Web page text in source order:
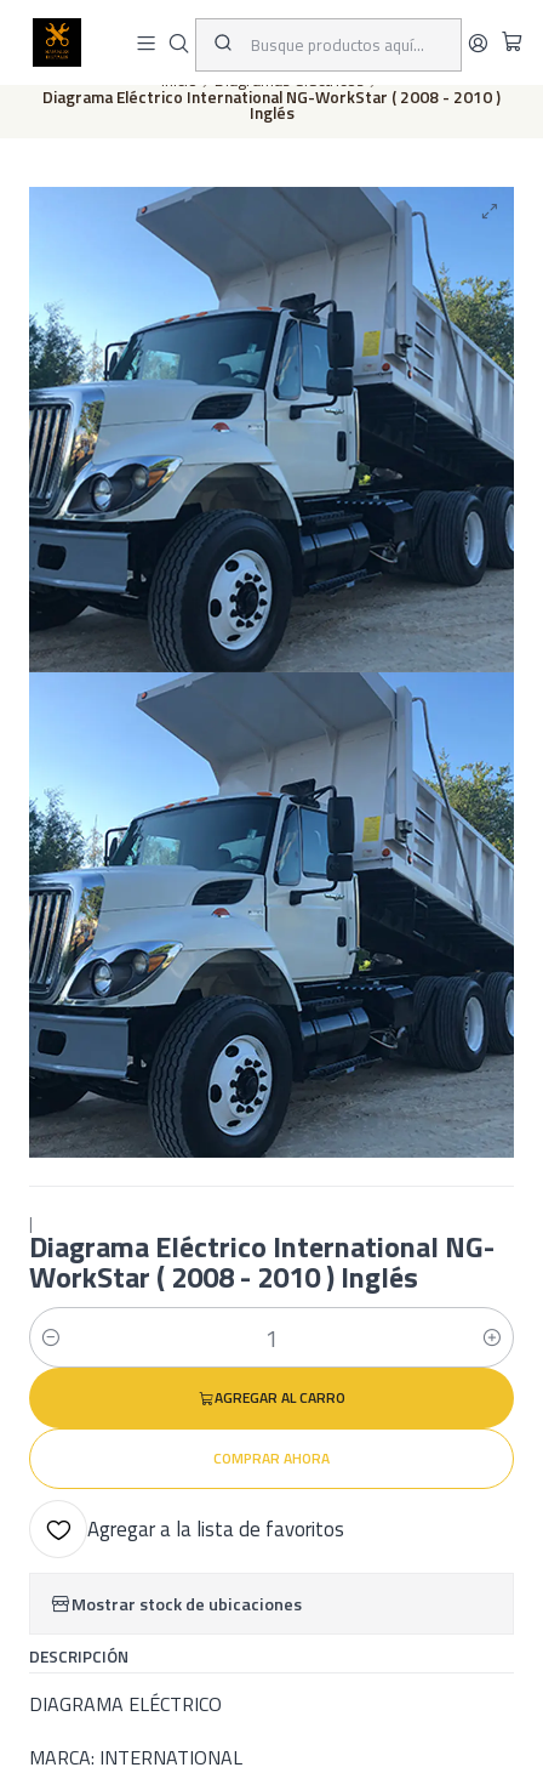
Este es el texto del slide
Inicio Diagramas eléctricos
Diagrama Eléctrico International NG-WorkStar ( 2008 - 2010 )
Inglés
|
Diagrama Eléctrico International NG-
WorkStar ( 2008 - 2010 ) Inglés
Cantidad
AGREGAR AL CARRO
COMPRAR AHORA
Agregar a la lista de favoritos
Mostrar stock de ubicaciones
DESCRIPCIÓN
DIAGRAMA ELÉCTRICO
MARCA: INTERNATIONAL